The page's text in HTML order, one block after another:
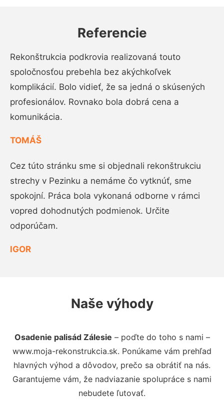
Referencie
Rekonštrukcia podkrovia realizovaná touto
spoločnosťou prebehla bez akýchkoľvek
komplikácií. Bolo vidieť, že sa jedná o skúsených
profesionálov. Rovnako bola dobrá cena a
komunikácia.
TOMÁŠ
Cez túto stránku sme si objednali rekonštrukciu
strechy v Pezinku a nemáme čo vytknúť, sme
spokojní. Práca bola vykonaná odborne v rámci
vopred dohodnutých podmienok. Určite
odporúčam.
IGOR
Naše výhody
Osadenie palisád Zálesie – poďte do toho s nami –
www.moja-rekonstrukcia.sk. Ponúkame vám prehľad
hlavných výhod a dôvodov, prečo sa obrátiť na nás.
Garantujeme vám, že nadviazanie spolupráce s nami
nebudete ľutovať.